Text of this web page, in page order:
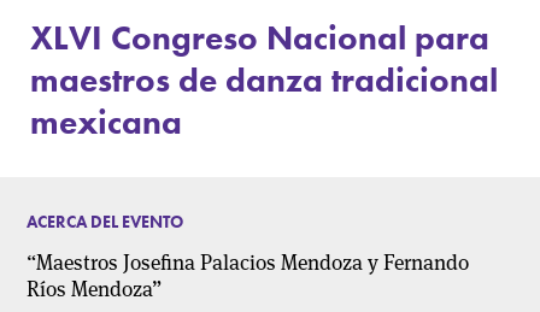
XLVI Congreso Nacional para
maestros de danza tradicional
mexicana
ACERCA DEL EVENTO
“Maestros Josefina Palacios Mendoza y Fernando
Ríos Mendoza”